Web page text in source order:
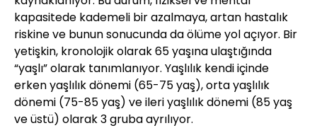
kapasitede kademeli bir azalmaya, artan hastalık
riskine ve bunun sonucunda da ölüme yol açıyor. Bir
yetişkin, kronolojik olarak 65 yaşına ulaştığında
“yaşlı” olarak tanımlanıyor. Yaşlılık kendi içinde
erken yaşlılık dönemi (65-75 yaş), orta yaşlılık
dönemi (75-85 yaş) ve ileri yaşlılık dönemi (85 yaş
ve üstü) olarak 3 gruba ayrılıyor.